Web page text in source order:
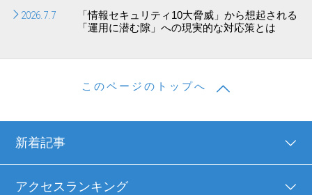
2026.7.7
「情報セキュリティ10大脅威」から想起される
「運用に潜む隙」への現実的な対応策とは
このページのトップへ
新着記事
アクセスランキング